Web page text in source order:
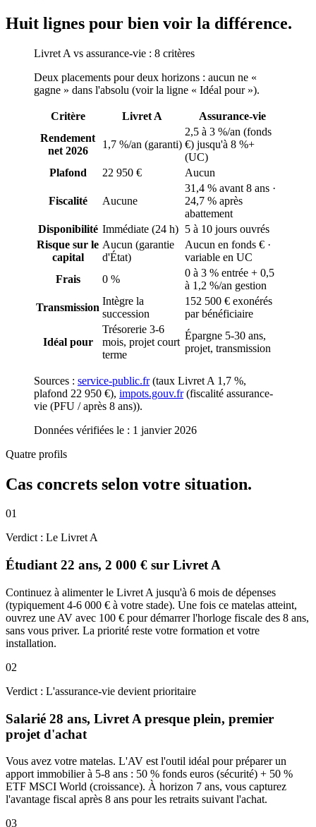
Huit lignes pour bien voir la différence.
Livret A vs assurance-vie : 8 critères
Deux placements pour deux horizons : aucun ne «
gagne » dans l'absolu (voir la ligne « Idéal pour »).
Critère Livret A
Assurance-vie
Rendement
net 2026
1,7 %/an (garanti)
2,5 à 3 %/an (fonds
€) jusqu'à 8 %+
(UC)
Plafond
22 950 € Aucun
Fiscalité Aucune
31,4 % avant 8 ans ·
24,7 % après
abattement
Disponibilité Immédiate (24 h) 5 à 10 jours ouvrés
Risque sur le
capital
Aucun (garantie
d'État)
Aucun en fonds € ·
variable en UC
Frais
0 %
0 à 3 % entrée + 0,5
à 1,2 %/an gestion
Transmission
Intègre la
succession
152 500 € exonérés
par bénéficiaire
Idéal pour
Trésorerie 3-6
mois, projet court
terme
Épargne 5-30 ans,
projet, transmission
Sources : service-public.fr(taux Livret A 1,7 %,
plafond 22 950 €), impots.gouv.fr(fiscalité assurance-
vie (PFU / après 8 ans)).
Données vérifiées le : 1 janvier 2026
Quatre profils
Cas concrets selon votre situation.
01
Verdict : Le Livret A
Étudiant 22 ans, 2 000 € sur Livret A
Continuez à alimenter le Livret A jusqu'à 6 mois de dépenses
(typiquement 4-6 000 € à votre stade). Une fois ce matelas atteint,
ouvrez une AV avec 100 € pour démarrer l'horloge fiscale des 8 ans,
sans vous priver. La priorité reste votre formation et votre
installation.
02
Verdict : L'assurance-vie devient prioritaire
Salarié 28 ans, Livret A presque plein, premier
projet d'achat
Vous avez votre matelas. L'AV est l'outil idéal pour préparer un
apport immobilier à 5-8 ans : 50 % fonds euros (sécurité) + 50 %
ETF MSCI World (croissance). À horizon 7 ans, vous capturez
l'avantage fiscal après 8 ans pour les retraits suivant l'achat.
03